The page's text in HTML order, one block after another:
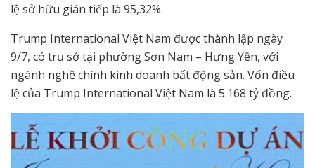
lệ sở hữu gián tiếp là 95,32%.
Trump International Việt Nam được thành lập ngày
9/7, có trụ sở tại phường Sơn Nam – Hưng Yên, với
ngành nghề chính kinh doanh bất động sản. Vốn điều
lệ của Trump International Việt Nam là 5.168 tỷ đồng.